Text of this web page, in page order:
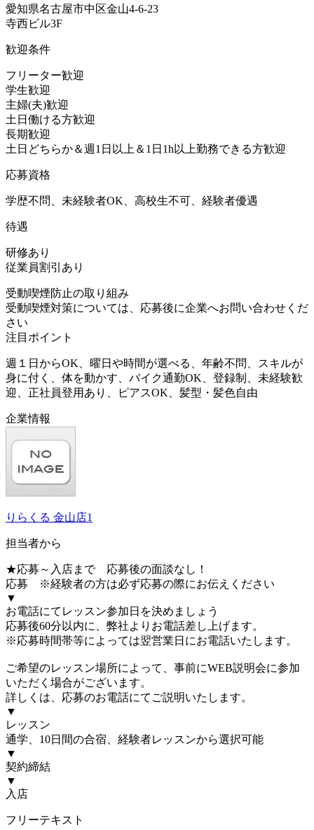
愛知県名古屋市中区金山4-6-23
寺西ビル3F
歓迎条件
フリーター歓迎
学生歓迎
主婦(夫)歓迎
土日働ける方歓迎
長期歓迎
土日どちらか＆週1日以上＆1日1h以上勤務できる方歓迎
応募資格
学歴不問、未経験者OK、高校生不可、経験者優遇
待遇
研修あり
従業員割引あり
受動喫煙防止の取り組み
受動喫煙対策については、応募後に企業へお問い合わせくだ
さい
注目ポイント
週１日からOK、曜日や時間が選べる、年齢不問、スキルが
身に付く、体を動かす、バイク通勤OK、登録制、未経験歓
迎、正社員登用あり、ピアスOK、髪型・髪色自由
企業情報
りらくる 金山店1
担当者から
★応募～入店まで 応募後の面談なし！
応募 ※経験者の方は必ず応募の際にお伝えください
▼
お電話にてレッスン参加日を決めましょう
応募後60分以内に、弊社よりお電話差し上げます。
※応募時間帯等によっては翌営業日にお電話いたします。
ご希望のレッスン場所によって、事前にWEB説明会に参加
いただく場合がございます。
詳しくは、応募のお電話にてご説明いたします。
▼
レッスン
通学、10日間の合宿、経験者レッスンから選択可能
▼
契約締結
▼
入店
フリーテキスト